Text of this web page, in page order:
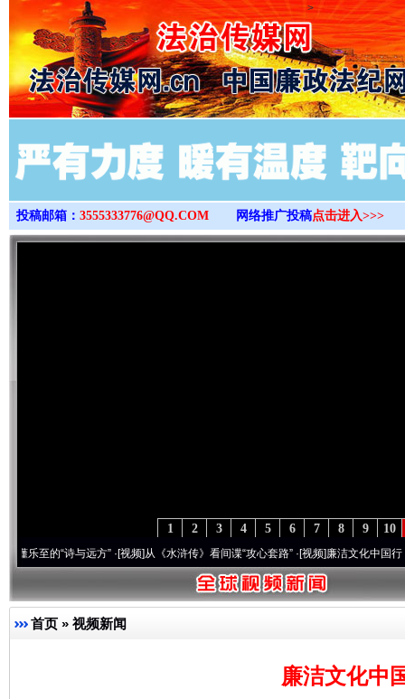
>
投稿邮箱： 3555333776@QQ.COM 网络推广投稿点击进入>>>
10
9
8
7
6
5
4
3
2
1
诗与远方”·[视频]从《水浒传》看间谍“攻心套路”·[视频]廉洁文化中国行丨祁连巍巍
首页 » 视频新闻
廉洁文化中